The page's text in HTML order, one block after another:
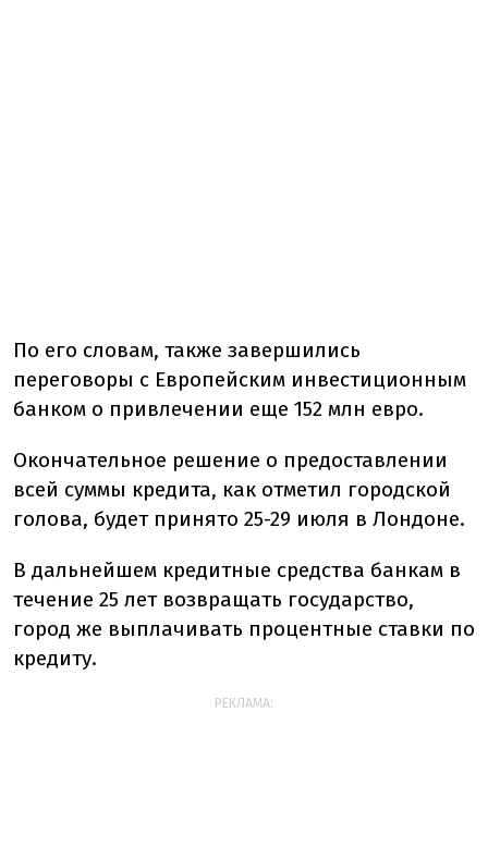
По его словам, также завершились
переговоры с Европейским инвестиционным
банком о привлечении еще 152 млн евро.
Окончательное решение о предоставлении
всей суммы кредита, как отметил городской
голова, будет принято 25-29 июля в Лондоне.
В дальнейшем кредитные средства банкам в
течение 25 лет возвращать государство,
город же выплачивать процентные ставки по
кредиту.
РЕКЛАМА: